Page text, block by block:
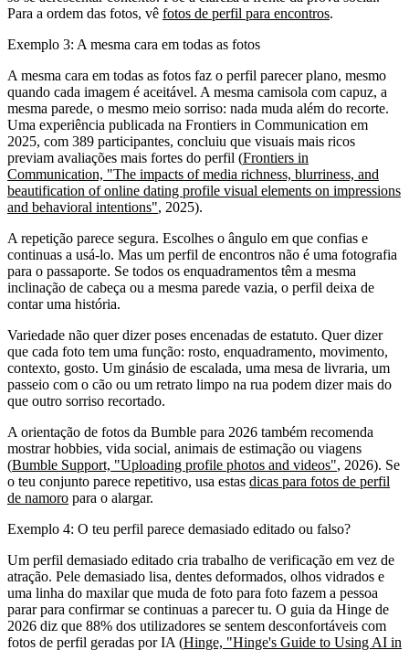
Para a ordem das fotos, vê fotos de perfil para encontros.
Exemplo 3: A mesma cara em todas as fotos
A mesma cara em todas as fotos faz o perfil parecer plano, mesmo
quando cada imagem é aceitável. A mesma camisola com capuz, a
mesma parede, o mesmo meio sorriso: nada muda além do recorte.
Uma experiência publicada na Frontiers in Communication em
2025, com 389 participantes, concluiu que visuais mais ricos
previam avaliações mais fortes do perfil (Frontiers in
Communication, "The impacts of media richness, blurriness, and
beautification of online dating profile visual elements on impressions
and behavioral intentions", 2025).
A repetição parece segura. Escolhes o ângulo em que confias e
continuas a usá-lo. Mas um perfil de encontros não é uma fotografia
para o passaporte. Se todos os enquadramentos têm a mesma
inclinação de cabeça ou a mesma parede vazia, o perfil deixa de
contar uma história.
Variedade não quer dizer poses encenadas de estatuto. Quer dizer
que cada foto tem uma função: rosto, enquadramento, movimento,
contexto, gosto. Um ginásio de escalada, uma mesa de livraria, um
passeio com o cão ou um retrato limpo na rua podem dizer mais do
que outro sorriso recortado.
A orientação de fotos da Bumble para 2026 também recomenda
mostrar hobbies, vida social, animais de estimação ou viagens
(Bumble Support, "Uploading profile photos and videos", 2026). Se
o teu conjunto parece repetitivo, usa estas dicas para fotos de perfil
de namoro para o alargar.
Exemplo 4: O teu perfil parece demasiado editado ou falso?
Um perfil demasiado editado cria trabalho de verificação em vez de
atração. Pele demasiado lisa, dentes deformados, olhos vidrados e
uma linha do maxilar que muda de foto para foto fazem a pessoa
parar para confirmar se continuas a parecer tu. O guia da Hinge de
2026 diz que 88% dos utilizadores se sentem desconfortáveis com
fotos de perfil geradas por IA (Hinge, "Hinge's Guide to Using AI in